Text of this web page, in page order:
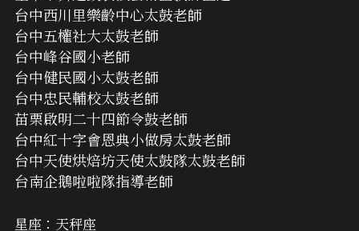
台中西川里樂齡中心太鼓老師
台中五權社大太鼓老師
台中峰谷國小老師
台中健民國小太鼓老師
台中忠民輔校太鼓老師
苗栗啟明二十四節令鼓老師
台中紅十字會恩典小做房太鼓老師
台中天使烘焙坊天使太鼓隊太鼓老師
台南企鵝啦啦隊指導老師
星座：天秤座